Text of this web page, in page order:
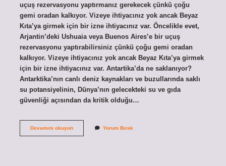
uçuş rezervasyonu yaptırmanız gerekecek çünkü çoğu
gemi oradan kalkıyor. Vizeye ihtiyacınız yok ancak Beyaz
Kıta’ya girmek için bir izne ihtiyacınız var. Öncelikle evet,
Arjantin’deki Ushuaia veya Buenos Aires’e bir uçuş
rezervasyonu yaptırabilirsiniz çünkü çoğu gemi oradan
kalkıyor. Vizeye ihtiyacınız yok ancak Beyaz Kıta’ya girmek
için bir izne ihtiyacınız var. Antartika’da ne saklanıyor?
Antarktika’nın canlı deniz kaynakları ve buzullarında saklı
su potansiyelinin, Dünya’nın gelecekteki su ve gıda
güvenliği açısından da kritik olduğu…
Devamını okuyunAntartika
Yorum Bırak